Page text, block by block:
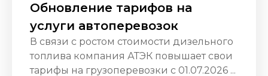
Обновление тарифов на
услуги автоперевозок
В связи с ростом стоимости дизельного
топлива компания АТЭК повышает свои
тарифы на грузоперевозки с 01.07.2026 ...